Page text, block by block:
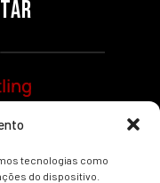
tecnologias como
do dispositivo.
REDEMPTION
Por exclusivewrestling